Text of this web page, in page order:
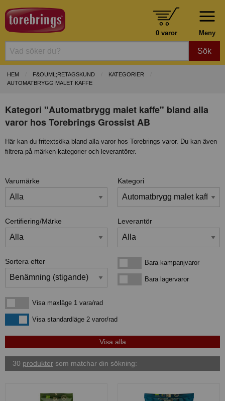
Meny
0 varor
Sök
HEM F&OUML;RETAGSKUND
KATEGORIER
AUTOMATBRYGG MALET KAFFE
Kategori "Automatbrygg malet kaffe" bland alla
varor hos Torebrings Grossist AB
Här kan du fritextsöka bland alla varor hos Torebrings varor. Du kan även
filtrera på märken kategorier och leverantörer.
Varumärke Kategori
Certifiering/Märke Leverantör
Sortera efter Bara kampanjvarorBara kampanjvaror
Bara lagervarorBara lagervaror
Visa maxläge 1 vara/rad
Visa maxläge 1 vara/rad
Visa standardlägeVisa standardläge 2 varor/rad
30 produkter som matchar din sökning: